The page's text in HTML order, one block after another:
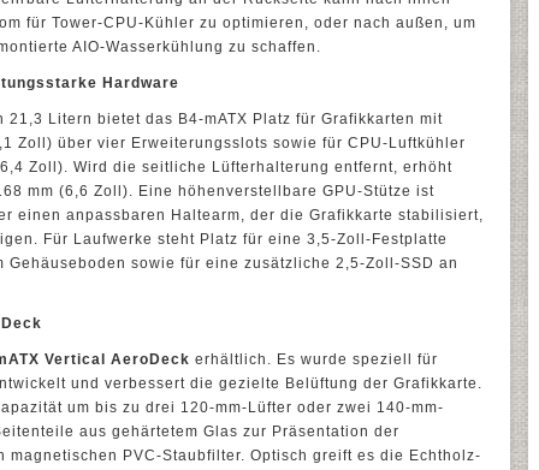
für Tower-CPU-Kühler zu optimieren, oder nach außen, um
AIO-Wasserkühlung zu schaffen.
Hardware
Litern bietet das B4-mATX Platz für Grafikkarten mit
Zoll) über vier Erweiterungsslots sowie für CPU-Luftkühler
Zoll). Wird die seitliche Lüfterhalterung entfernt, erhöht
mm (6,6 Zoll). Eine höhenverstellbare GPU-Stütze ist
einen anpassbaren Haltearm, der die Grafikkarte stabilisiert,
Für Laufwerke steht Platz für eine 3,5-Zoll-Festplatte
sowie für eine zusätzliche 2,5-Zoll-SSD an
Vertical AeroDeck erhältlich. Es wurde speziell für
und verbessert die gezielte Belüftung der Grafikkarte.
um bis zu drei 120-mm-Lüfter oder zwei 140-mm-
aus gehärtetem Glas zur Präsentation der
PVC-Staubfilter. Optisch greift es die Echtholz-